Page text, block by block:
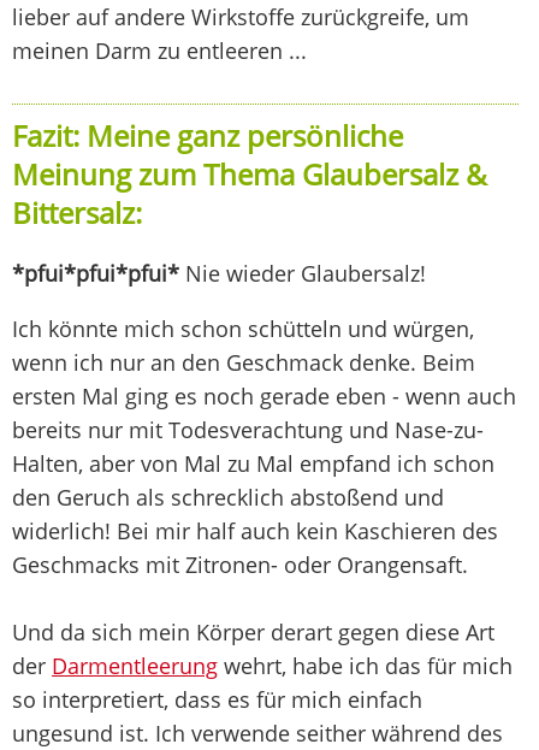
lieber auf andere Wirkstoffe zurückgreife, um
meinen Darm zu entleeren ...
Fazit: Meine ganz persönliche
Meinung zum Thema Glaubersalz &
Bittersalz:
*pfui*pfui*pfui* Nie wieder Glaubersalz!
Ich könnte mich schon schütteln und würgen,
wenn ich nur an den Geschmack denke. Beim
ersten Mal ging es noch gerade eben - wenn auch
bereits nur mit Todesverachtung und Nase-zu-
Halten, aber von Mal zu Mal empfand ich schon
den Geruch als schrecklich abstoßend und
widerlich! Bei mir half auch kein Kaschieren des
Geschmacks mit Zitronen- oder Orangensaft.
Und da sich mein Körper derart gegen diese Art
der Darmentleerung wehrt, habe ich das für mich
so interpretiert, dass es für mich einfach
ungesund ist. Ich verwende seither während des